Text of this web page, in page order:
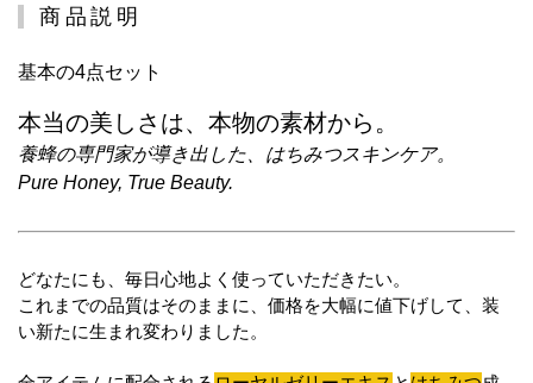
商品説明
基本の4点セット
本当の美しさは、本物の素材から。
養蜂の専門家が導き出した、はちみつスキンケア。
Pure Honey, True Beauty.
どなたにも、毎日心地よく使っていただきたい。
これまでの品質はそのままに、価格を大幅に値下げして、装
い新たに生まれ変わりました。